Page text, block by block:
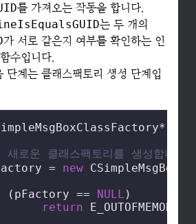
를 가져오는 작동을 합니다.
는 두 개의
가 서로 같은지 여부를 확인하는 인
수입니다.
단계는 클래스팩토리 생성 단계입
로운 클래스팩토리를 생성합니다.
= new
(pFactory == NULL )
return E_OUTOFMEMORY;